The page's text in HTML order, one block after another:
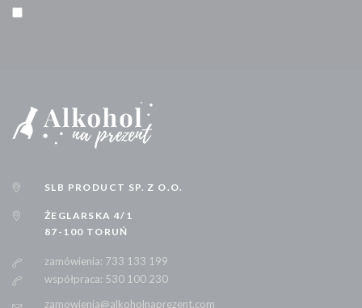
SLB PRODUCT SP. Z O.O.
ŻEGLARSKA 4/1
87-100 TORUŃ
zamówienia: 733 133 199
współpraca: 530 100 230
zamowienia@alkoholnaprezent.com